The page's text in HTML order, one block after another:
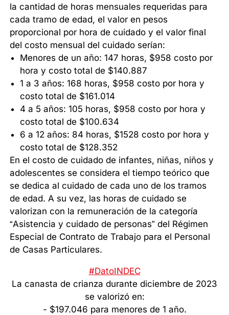
la cantidad de horas mensuales requeridas para
cada tramo de edad, el valor en pesos
proporcional por hora de cuidado y el valor final
del costo mensual del cuidado serían:
Menores de un año: 147 horas, $958 costo por
hora y costo total de $140.887
1 a 3 años: 168 horas, $958 costo por hora y
costo total de $161.014
4 a 5 años: 105 horas, $958 costo por hora y
costo total de $100.634
6 a 12 años: 84 horas, $1528 costo por hora y
costo total de $128.352
En el costo de cuidado de infantes, niñas, niños y
adolescentes se considera el tiempo teórico que
se dedica al cuidado de cada uno de los tramos
de edad. A su vez, las horas de cuidado se
valorizan con la remuneración de la categoría
“Asistencia y cuidado de personas” del Régimen
Especial de Contrato de Trabajo para el Personal
de Casas Particulares.
#DatoINDEC
La canasta de crianza durante diciembre de 2023
se valorizó en:
- $197.046 para menores de 1 año.